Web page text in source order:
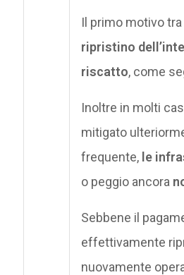
Il primo motivo
ripristino
riscatto, come
Inoltre in molti
mitigato
frequente, le
o peggio ancora
Sebbene il
effettivamente
nuovamente